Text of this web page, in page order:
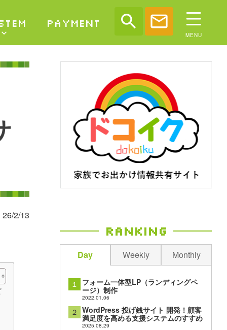
search mail
PAYMENT
2/13
Ranking
Day Weekly Monthly
１ フォーム一体型LP（ランディングペ
ージ）制作
2022.01.06
２ WordPress 投げ銭サイト 開発！顧客
満足度を高める支援システムのすすめ
2025.08.29